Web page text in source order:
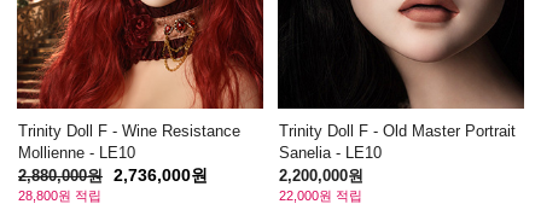
Trinity Doll F - Wine Resistance
Mollienne - LE10
2,880,000원 2,736,000원
28,800원 적립
Trinity Doll F - Old Master Portrait
Sanelia - LE10
2,200,000원
22,000원 적립